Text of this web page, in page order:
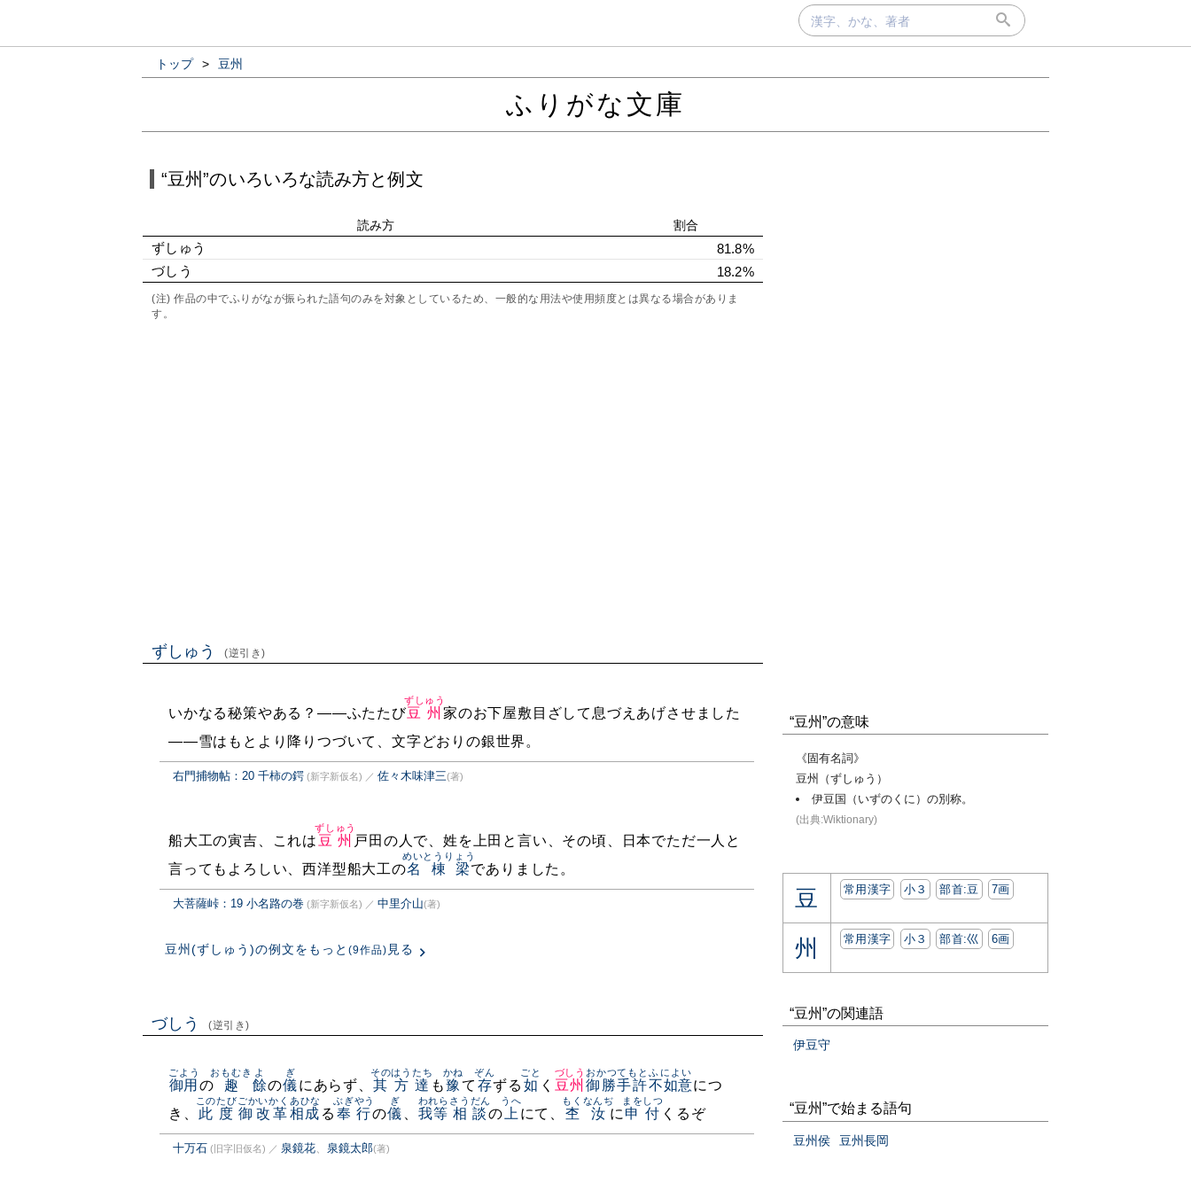
トップ > 豆州
ふりがな文庫
“豆州”のいろいろな読み方と例文
読み方 割合
ずしゅう
81.8%
づしう
18.2%
(注) 作品の中でふりがなが振られた語句のみを対象としているため、一般的な用法や使用頻度とは異なる場合がありま
す。
ずしゅう (逆引き)
いかなる秘策やある？——ふたたび豆州
ずしゅう
家のお下屋敷目ざして息づえあげさせました
——雪はもとより降りつづいて、文字どおりの銀世界。
右門捕物帖：20 千柿の鍔 (新字新仮名) ／ 佐々木味津三(著)
船大工の寅吉、これは 豆州
ずしゅう
戸田の人で、姓を上田と言い、その頃、日本でただ一人と
言ってもよろしい、西洋型船大工の名棟梁
めいとうりょう
でありました。
大菩薩峠：19 小名路の巻 (新字新仮名) ／ 中里介山(著)
豆州(ずしゅう)の例文をもっと (9作品) 見る
づしう (逆引き)
御用
ごよう
の 趣
おもむき
餘
よ
の儀
ぎ
にあらず、 其方達
そのはうたち
も豫
かね
て 存
ぞん
ずる 如
ごと
く 豆州
づしう
御勝手許
おかつてもと
不如意
ふによい
につ
き、 此度
このたび
御改革
ごかいかく
相成
あひな
る 奉行
ぶぎやう
の儀
ぎ
我等
われら
相談
さうだん
の 上
うへ
にて、 杢
もく
汝
なんぢ
に 申付
まをしつ
くるぞ
十万石 (旧字旧仮名) ／ 泉鏡花、 泉鏡太郎(著)
“豆州”の意味
《固有名詞》
豆州（ずしゅう）
伊豆国（いずのくに）の別称。
(出典:Wiktionary)
豆 常用漢字 小３ 部首:⾖ 7画
州 常用漢字 小３ 部首:⼮ 6画
“豆州”の関連語
伊豆守
“豆州”で始まる語句
豆州侯 豆州長岡